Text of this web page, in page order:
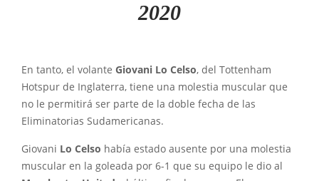
2020
En tanto, el volante Giovani Lo Celso, del Tottenham
Hotspur de Inglaterra, tiene una molestia muscular que
no le permitirá ser parte de la doble fecha de las
Eliminatorias Sudamericanas.
Giovani Lo Celso había estado ausente por una molestia
muscular en la goleada por 6-1 que su equipo le dio al